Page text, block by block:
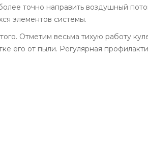
точно направить воздушный
элементов системы.
Отметим весьма тихую работу
его от пыли. Регулярная